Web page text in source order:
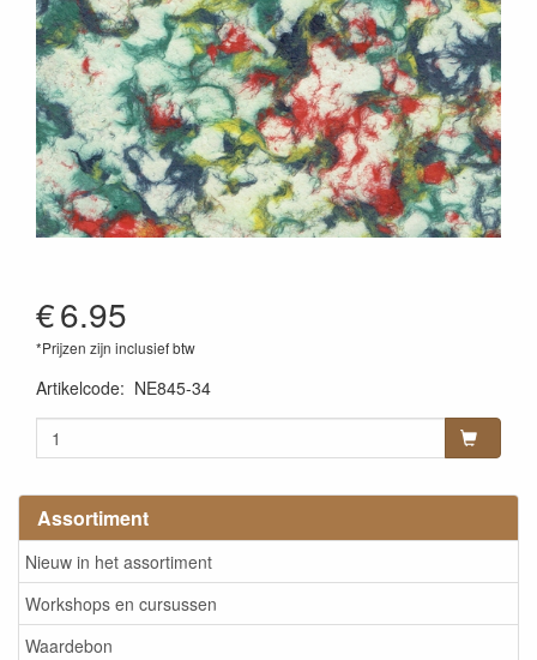
Assortiment
Nieuw in het assortiment
Workshops en cursussen
Waardebon
€6.95
*Prijzen zijn inclusief btw
Artikelcode: NE845-34